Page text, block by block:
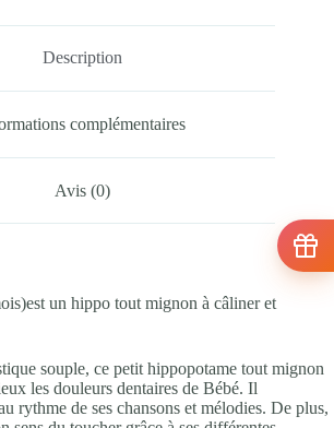
Description
complémentaires
Avis (0)
un hippo tout mignon à câliner et
souple, ce petit hippopotame tout mignon
les douleurs dentaires de Bébé. Il
rythme de ses chansons et mélodies. De plus,